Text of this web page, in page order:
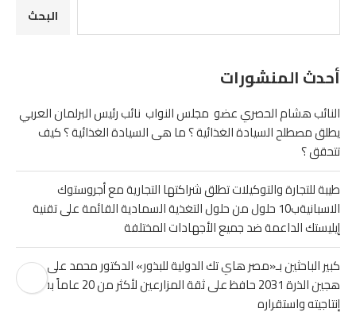
البحث
أحدث المنشورات
النائب هشام الحصري عضو مجلس النواب نائب رئيس البرلمان العربي
يطلق مصطلح السيادة الغذائية ؟ ما هى السيادة الغذائية ؟ كيف
تتحقق ؟
طيبة للتجارة والتوكيلات تطلق شراكتها التجارية مع أجروستوك
الاسبانيةب10 حلول من حلول التغذية السمادية القائمة على تقنية
إيليستك الداعمة ضد جميع الأجهادات المختلفة
كبير الباحثين بـ«مصر هاي تك الدولية للبذور» الدكتور محمد على نصر
هجين الذرة 2031 حافظ على ثقة المزارعين لأكثر من 20 عاماً بفضل
إنتاجيته واستقراره